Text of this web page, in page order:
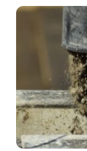
För den som